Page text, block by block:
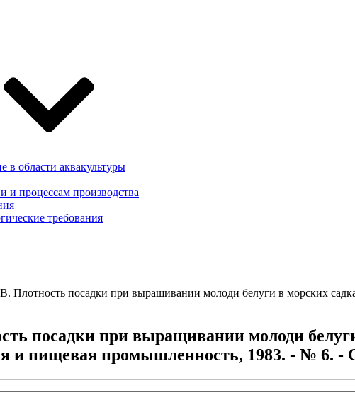
в области аквакультуры
и процессам производства
требования
Плотность посадки при выращивании молоди белуги в морских
посадки при выращивании молоди
и пищевая промышленность, 1983. - № 6. -